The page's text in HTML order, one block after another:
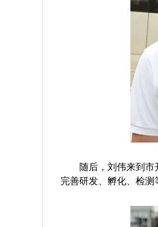
随后，刘伟来到市开
完善研发、孵化、检测